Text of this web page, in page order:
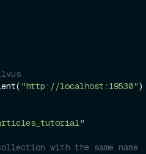
"http://localhost:19530")
with the same name